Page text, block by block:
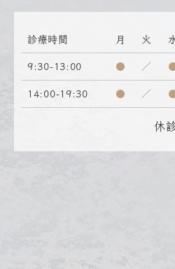
診療時間 月 火
9:30-13:00 ● ／
14:00-19:30 ● ／
休